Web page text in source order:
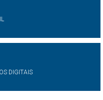
DIGITAIS